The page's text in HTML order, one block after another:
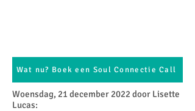
Wat nu? Boek een Soul Connectie Call
Woensdag, 21 december 2022 door Lisette
Lucas:​